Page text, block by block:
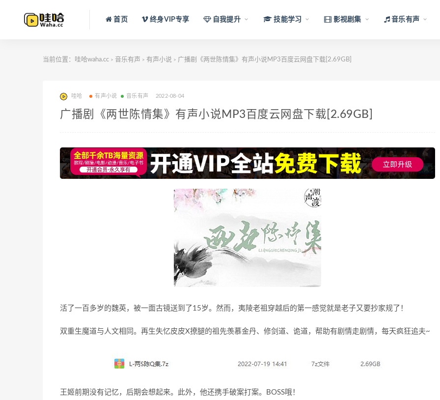
首页 终身VIP专享 自我提升 技能学习 影视剧集 音乐有声
当前位置： 哇哈waha.cc > 音乐有声 > 有声小说 > 广播剧《两世陈情集》有声小说MP3百度云网盘下载[2.69GB]
哇哈 有声小说 音乐有声 2022-08-04
广播剧《两世陈情集》有声小说MP3百度云网盘下载[2.69GB]
活了一百多岁的魏英，被一面古镜送到了15岁。然而，夷陵老祖穿越后的第一感觉就是老子又要抄家规了！
双重生魔道与人文相同。再生失忆皮皮X撩腿的祖先羡慕金丹、修剑道、诡道，帮助有剧情走剧情，每天疯狂追夫~
王姬前期没有记忆，后期会想起来。此外，他还携手破案打案。BOSS哦！